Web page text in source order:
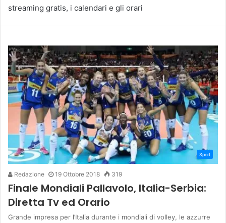
streaming gratis, i calendari e gli orari
Sport
Redazione 19 Ottobre 2018 319
Finale Mondiali Pallavolo, Italia-Serbia:
Diretta Tv ed Orario
Grande impresa per l’Italia durante i mondiali di volley, le azzurre